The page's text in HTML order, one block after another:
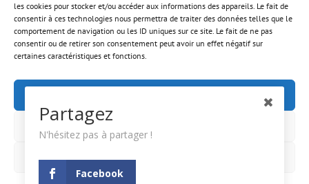
les cookies pour stocker et/ou accéder aux informations des appareils. Le fait de
consentir à ces technologies nous permettra de traiter des données telles que le
comportement de navigation ou les ID uniques sur ce site. Le fait de ne pas
consentir ou de retirer son consentement peut avoir un effet négatif sur
certaines caractéristiques et fonctions.
Voir les préférences
Kyusu en verre
et bois
ACCUEIL MON COMPTE
A PROPOS
Partagez
N'hésitez pas à partager !
Facebook